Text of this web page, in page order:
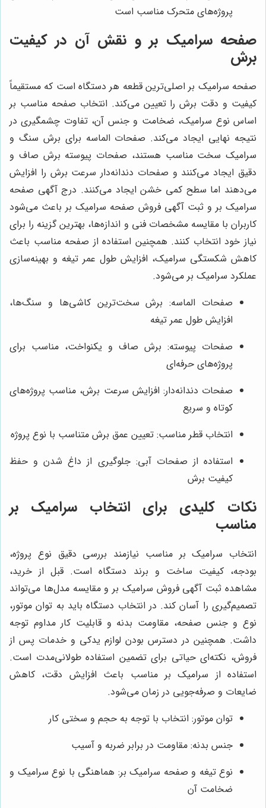
پروژه‌های متحرک مناسب است
صفحه سرامیک بر و نقش آن در کیفیت
برش
صفحه سرامیک بر اصلی‌ترین قطعه هر دستگاه است که مستقیماً
کیفیت و دقت برش را تعیین می‌کند. انتخاب صفحه مناسب بر
اساس نوع سرامیک، ضخامت و جنس آن، تفاوت چشمگیری در
نتیجه نهایی ایجاد می‌کند. صفحات الماسه برای برش سنگ و
سرامیک سخت مناسب هستند، صفحات پیوسته برش صاف و
دقیق ایجاد می‌کنند و صفحات دندانه‌دار سرعت برش را افزایش
می‌دهند اما سطح کمی خشن ایجاد می‌کنند. درج آگهی صفحه
سرامیک بر و ثبت آگهی فروش صفحه سرامیک بر باعث می‌شود
کاربران با مقایسه مشخصات فنی و اندازه‌ها، بهترین گزینه را برای
نیاز خود انتخاب کنند. همچنین استفاده از صفحه مناسب باعث
کاهش شکستگی سرامیک، افزایش طول عمر تیغه و بهینه‌سازی
عملکرد سرامیک بر می‌شود.
صفحات الماسه: برش سخت‌ترین کاشی‌ها و سنگ‌ها،
افزایش طول عمر تیغه
صفحات پیوسته: برش صاف و یکنواخت، مناسب برای
پروژه‌های حرفه‌ای
صفحات دندانه‌دار: افزایش سرعت برش، مناسب پروژه‌های
کوتاه و سریع
انتخاب قطر مناسب: تعیین عمق برش متناسب با نوع پروژه
استفاده از صفحات آبی: جلوگیری از داغ شدن و حفظ
کیفیت برش
نکات کلیدی برای انتخاب سرامیک بر
مناسب
انتخاب سرامیک بر مناسب نیازمند بررسی دقیق نوع پروژه،
بودجه، کیفیت ساخت و برند دستگاه است. قبل از خرید،
مشاهده ثبت آگهی فروش سرامیک بر و مقایسه مدل‌ها می‌تواند
تصمیم‌گیری را آسان کند. در انتخاب دستگاه باید به توان موتور،
نوع و جنس صفحه، مقاومت بدنه و قابلیت کار مداوم توجه
داشت. همچنین در دسترس بودن لوازم یدکی و خدمات پس از
فروش، نکته‌ای حیاتی برای تضمین استفاده طولانی‌مدت است.
استفاده از سرامیک بر مناسب باعث افزایش دقت، کاهش
ضایعات و صرفه‌جویی در زمان می‌شود.
توان موتور: انتخاب با توجه به حجم و سختی کار
جنس بدنه: مقاومت در برابر ضربه و آسیب
نوع تیغه و صفحه سرامیک بر: هماهنگی با نوع سرامیک و
ضخامت آن